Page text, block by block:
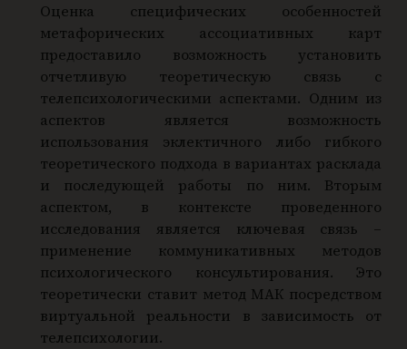
Оценка специфических особенностей
метафорических ассоциативных карт
предоставило возможность установить
отчетливую теоретическую связь с
телепсихологическими аспектами. Одним из
аспектов является возможность
использования эклектичного либо гибкого
теоретического подхода в вариантах расклада
и последующей работы по ним. Вторым
аспектом, в контексте проведенного
исследования является ключевая связь –
применение коммуникативных методов
психологического консультирования. Это
теоретически ставит метод МАК посредством
виртуальной реальности в зависимость от
телепсихологии.